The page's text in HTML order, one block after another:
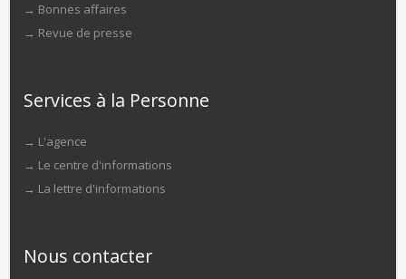
→ Bonnes affaires
→ Revue de presse
Services à la Personne
→ L'agence
→ Le centre d'informations
→ La lettre d'informations
Nous contacter